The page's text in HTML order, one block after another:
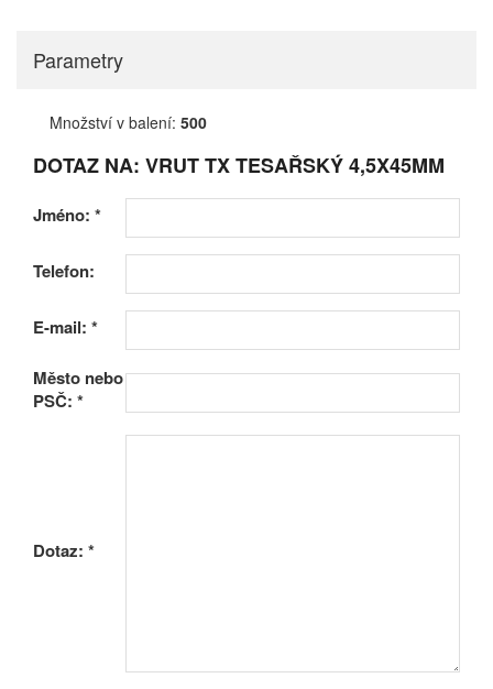
Parametry
Množství v balení: 500
DOTAZ NA: VRUT TX TESAŘSKÝ 4,5X45MM
Jméno: *
Telefon:
E-mail: *
Město nebo
PSČ: *
Dotaz: *